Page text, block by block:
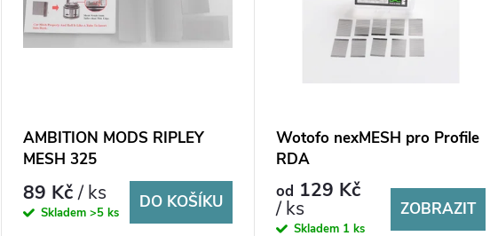
AMBITION MODS RIPLEY
MESH 325
89 Kč/ ks
Skladem>5 ks
DO KOŠÍKU
Wotofo nexMESH pro Profile
RDA
od 129 Kč
/ ks
Skladem 1 ks
ZOBRAZIT